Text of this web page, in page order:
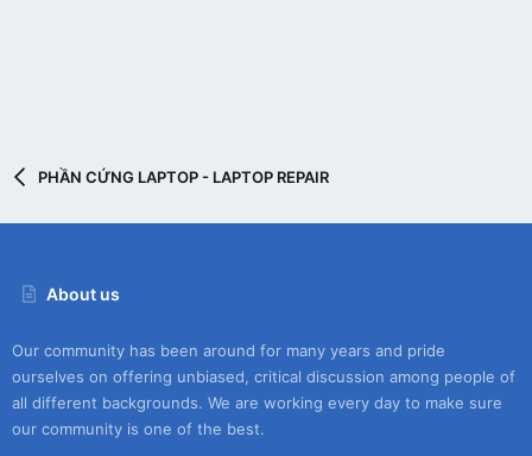
PHẦN CỨNG LAPTOP - LAPTOP REPAIR
About us
Our community has been around for many years and pride
ourselves on offering unbiased, critical discussion among people of
all different backgrounds. We are working every day to make sure
our community is one of the best.